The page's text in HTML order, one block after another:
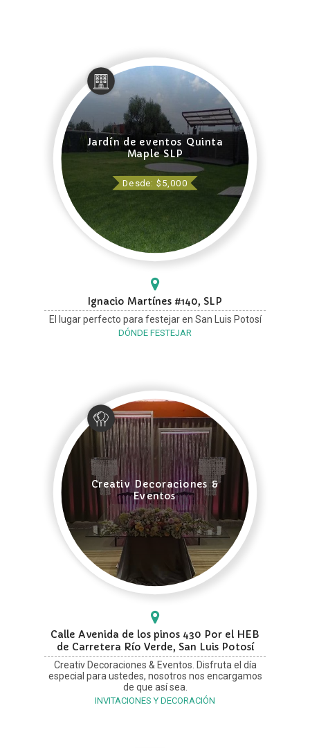
Jardín de eventos Quinta
Maple SLP
Desde: $5,000
Ignacio Martínes #140, SLP
El lugar perfecto para festejar en San Luis Potosí
DÓNDE FESTEJAR
Creativ Decoraciones &
Eventos
Calle Avenida de los pinos 430 Por el HEB
de Carretera Río Verde, San Luis Potosí
Creativ Decoraciones & Eventos. Disfruta el día
especial para ustedes, nosotros nos encargamos
de que así sea.
INVITACIONES Y DECORACIÓN